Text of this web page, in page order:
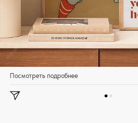
Посмотреть подробнее